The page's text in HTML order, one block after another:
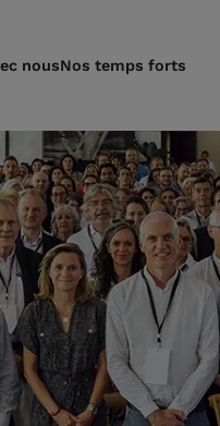
nousNos temps forts